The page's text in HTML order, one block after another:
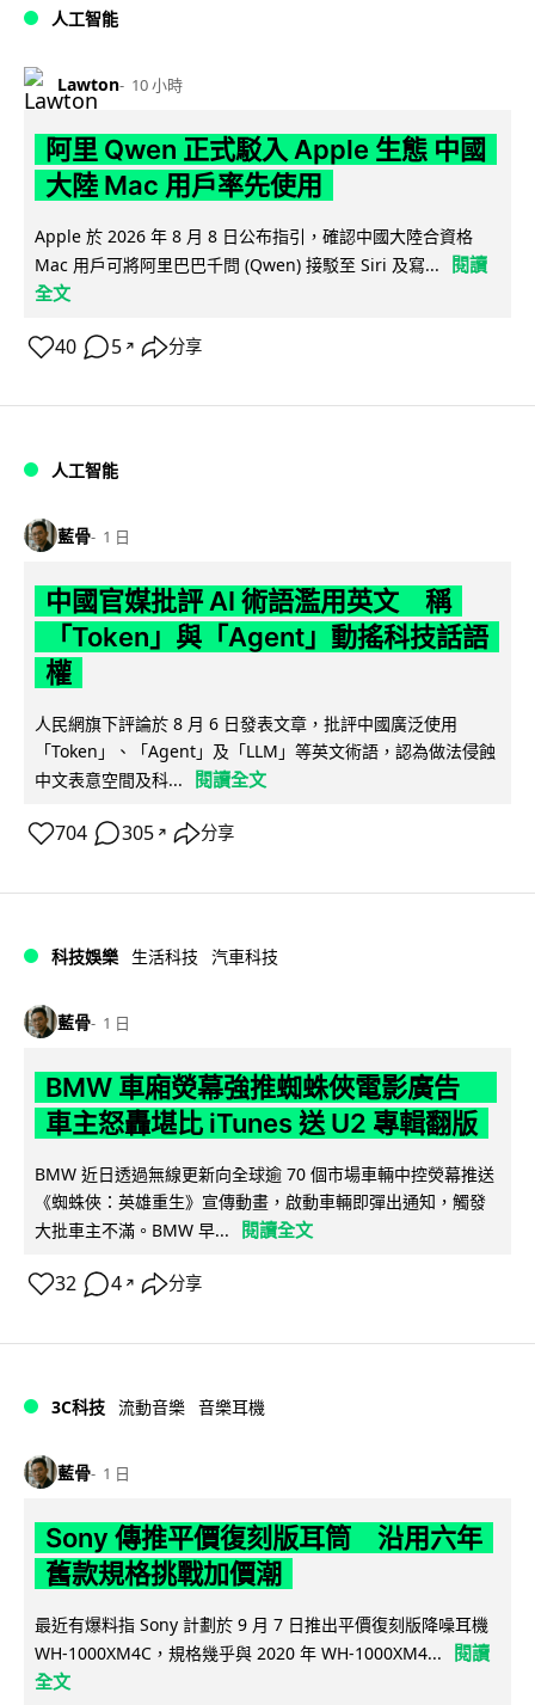
人工智能
Lawton 10 小時
阿里 Qwen 正式駁入 Apple 生態 中國
大陸 Mac 用戶率先使用
Apple 於 2026 年 8 月 8 日公布指引，確認中國大陸合資格
Mac 用戶可將阿里巴巴千問 (Qwen) 接駁至 Siri 及寫...
閱讀
全文
40 5 ↗ 分享
人工智能
藍骨 1 日
中國官媒批評 AI 術語濫用英文 稱
「Token」與「Agent」動搖科技話語
權
人民網旗下評論於 8 月 6 日發表文章，批評中國廣泛使用
「Token」、「Agent」及「LLM」等英文術語，認為做法侵蝕
中文表意空間及科...
閱讀全文
704 305 ↗ 分享
科技娛樂 生活科技 汽車科技
藍骨 1 日
BMW 車廂熒幕強推蜘蛛俠電影廣告
車主怒轟堪比 iTunes 送 U2 專輯翻版
BMW 近日透過無線更新向全球逾 70 個市場車輛中控熒幕推送
《蜘蛛俠：英雄重生》宣傳動畫，啟動車輛即彈出通知，觸發
大批車主不滿。BMW 早...
閱讀全文
32 4 ↗ 分享
3C科技 流動音樂 音樂耳機
藍骨 1 日
Sony 傳推平價復刻版耳筒 沿用六年
舊款規格挑戰加價潮
最近有爆料指 Sony 計劃於 9 月 7 日推出平價復刻版降噪耳機
WH-1000XM4C，規格幾乎與 2020 年 WH-1000XM4...
閱讀
全文